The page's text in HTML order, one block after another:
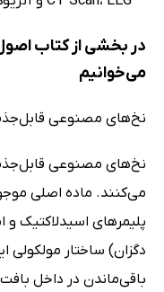
در بخشی از کتاب
می‌خوانیم
نخ‌های مصنوعی
نخ‌های مصنوعی
می‌کنند. ماده اصلی
پلیمرهای اسیدلاکتیک
دگزان) ساختار